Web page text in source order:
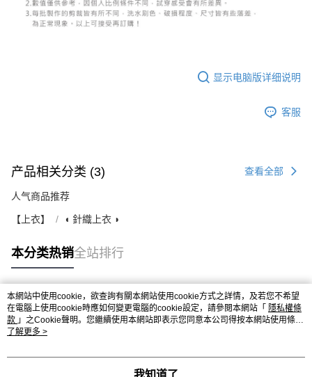
显示电脑版详细说明
客服
产品相关分类 (3) 查看全部
人气商品推荐
【上衣】 ◖ 針織上衣 ◗
本分类热销全站排行
热门标签
本網站中使用cookie，欲查詢有關本網站使用cookie方式之詳情，及若您不希望
在電腦上使用cookie時應如何變更電腦的cookie設定，請參閱本網站「 隱私權條
款 」之Cookie聲明。您繼續使用本網站即表示您同意本公司得按本網站使用條款
之Cookie聲明使用cookie。
了解更多 >
我知道了